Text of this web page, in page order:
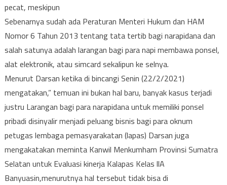
pecat, meskipun
Sebenarnya sudah ada Peraturan Menteri Hukum dan HAM
Nomor 6 Tahun 2013 tentang tata tertib bagi narapidana dan
salah satunya adalah larangan bagi para napi membawa ponsel,
alat elektronik, atau simcard sekalipun ke selnya.
Menurut Darsan ketika di bincangi Senin (22/2/2021)
mengatakan,” temuan ini bukan hal baru, banyak kasus terjadi
justru Larangan bagi para narapidana untuk memiliki ponsel
pribadi disinyalir menjadi peluang bisnis bagi para oknum
petugas lembaga pemasyarakatan (lapas) Darsan juga
mengakatakan meminta Kanwil Menkumham Provinsi Sumatra
Selatan untuk Evaluasi kinerja Kalapas Kelas llA
Banyuasin,menurutnya hal tersebut tidak bisa di